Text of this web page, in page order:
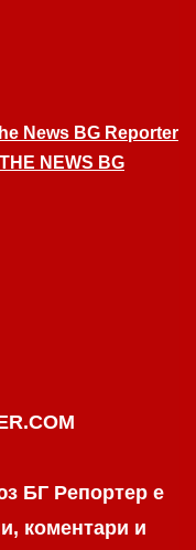
News BG Reporter
NEWS BG
БГ Репортер е
коментари и